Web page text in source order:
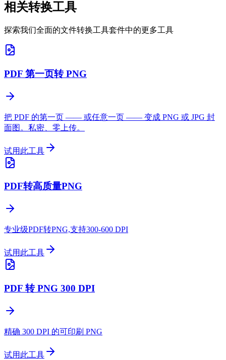
相关转换工具
探索我们全面的文件转换工具套件中的更多工具
PDF 第一页转 PNG
把 PDF 的第一页 —— 或任意一页 —— 变成 PNG 或 JPG 封
面图。私密、零上传。
试用此工具
PDF转高质量PNG
专业级PDF转PNG,支持300-600 DPI
试用此工具
PDF 转 PNG 300 DPI
精确 300 DPI 的可印刷 PNG
试用此工具